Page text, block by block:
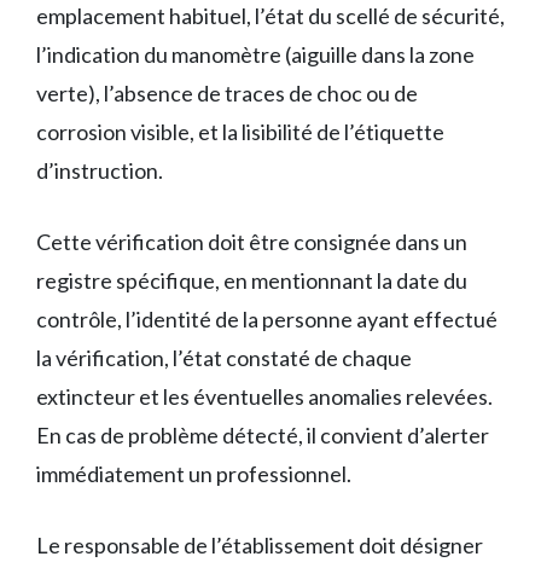
emplacement habituel, l’état du scellé de sécurité,
l’indication du manomètre (aiguille dans la zone
verte), l’absence de traces de choc ou de
corrosion visible, et la lisibilité de l’étiquette
d’instruction.
Cette vérification doit être consignée dans un
registre spécifique, en mentionnant la date du
contrôle, l’identité de la personne ayant effectué
la vérification, l’état constaté de chaque
extincteur et les éventuelles anomalies relevées.
En cas de problème détecté, il convient d’alerter
immédiatement un professionnel.
Le responsable de l’établissement doit désigner